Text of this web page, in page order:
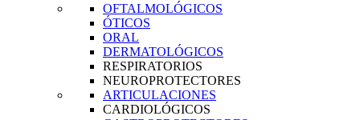
OFTALMOLÓGICOS
ÓTICOS
ORAL
DERMATOLÓGICOS
RESPIRATORIOS
NEUROPROTECTORES
ARTICULACIONES
CARDIOLÓGICOS